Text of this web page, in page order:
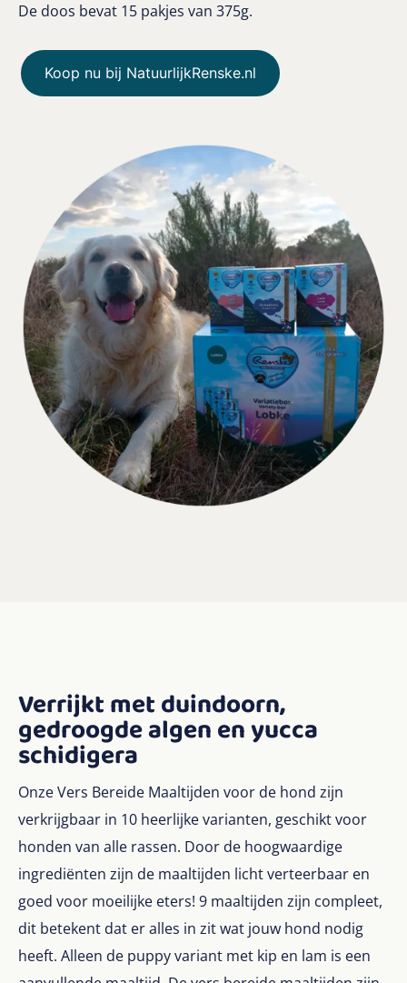
De doos bevat 15 pakjes van 375g.
Koop nu bij NatuurlijkRenske.nl
Verrijkt met duindoorn,
gedroogde algen en yucca
schidigera
Onze Vers Bereide Maaltijden voor de hond zijn
verkrijgbaar in 10 heerlijke varianten, geschikt voor
honden van alle rassen. Door de hoogwaardige
ingrediënten zijn de maaltijden licht verteerbaar en
goed voor moeilijke eters! 9 maaltijden zijn compleet,
dit betekent dat er alles in zit wat jouw hond nodig
heeft. Alleen de puppy variant met kip en lam is een